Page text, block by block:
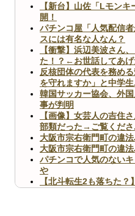
【新台】山佐「Lモン
開！
パチンコ屋「人気配信
スには有名な人なん？
【衝撃】浜辺美波さん
た！？←お世話してあげ
反核団体の代表を務め
を守れますか」と中学生
韓国サッカー協会、外
事が判明
【画像】女芸人の吉住
部類だった→ご覧くださ
大阪市宗右衛門町の違
大阪市宗右衛門町の違
パチンコで人気のない
や
【北斗転生2も落ちた